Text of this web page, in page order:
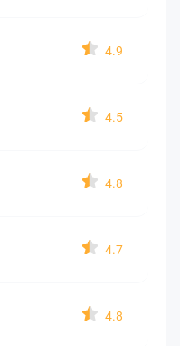
4.9
4.5
4.8
4.7
4.8